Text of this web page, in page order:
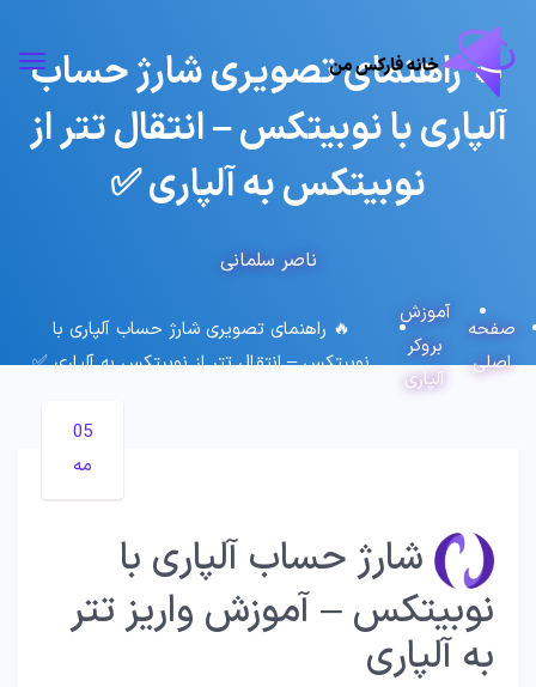
🔥 راهنمای تصویری شارژ حساب
آلپاری با نوبیتکس – انتقال تتر از
نوبیتکس به آلپاری ✅
ناصر سلمانی
صفحه
اصلی
آموزش
بروکر
آلپاری
🔥 راهنمای تصویری شارژ حساب آلپاری با
نوبیتکس – انتقال تتر از نوبیتکس به آلپاری ✅
05
مه
شارژ حساب آلپاری با
نوبیتکس – آموزش واریز تتر
به آلپاری